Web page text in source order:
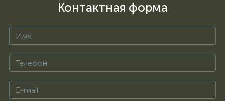
Контактная форма